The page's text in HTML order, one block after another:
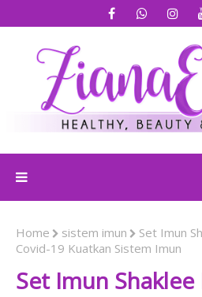
Home sistem imun
Set Imun
Covid-19 Kuatkan Sistem Imun
Set Imun